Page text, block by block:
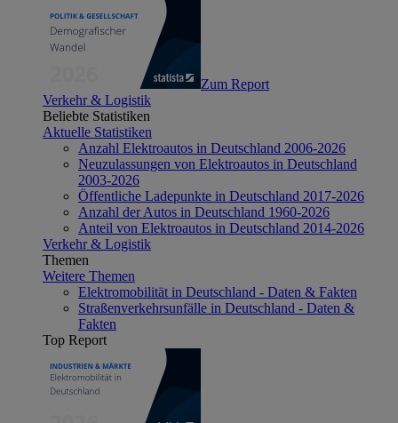
Zum Report
Verkehr & Logistik
Beliebte Statistiken
Aktuelle Statistiken
Anzahl Elektroautos in Deutschland 2006-2026
Neuzulassungen von Elektroautos in Deutschland
2003-2026
Öffentliche Ladepunkte in Deutschland 2017-2026
Anzahl der Autos in Deutschland 1960-2026
Anteil von Elektroautos in Deutschland 2014-2026
Verkehr & Logistik
Themen
Weitere Themen
Elektromobilität in Deutschland - Daten & Fakten
Straßenverkehrsunfälle in Deutschland - Daten &
Fakten
Top Report